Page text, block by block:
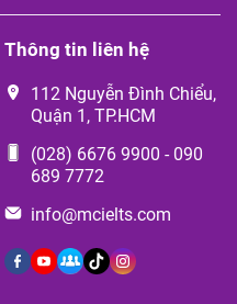
Thông tin liên hệ
112 Nguyễn Đình Chiểu,
Quận 1, TP.HCM
(028) 6676 9900 - 090
689 7772
info@mcielts.com